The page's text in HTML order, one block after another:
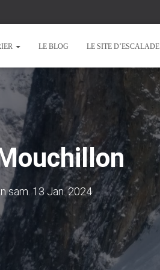
LE BLOG LE SITE D’ESCALADE
sam. 13 Jan. 2024